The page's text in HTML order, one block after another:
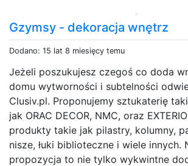
Gzymsy - dekoracja wnętrz
Dodano: 15 lat 8 miesięcy temu
Jeżeli poszukujesz czegoś co doda
domu wytworności i subtelności
Clusiv.pl. Proponujemy sztukaterię
jak ORAC DECOR, NMC, oraz
produkty takie jak pilastry, kolumny,
nisze, łuki biblioteczne i wiele innych.
propozycja to nie tylko wykwintne